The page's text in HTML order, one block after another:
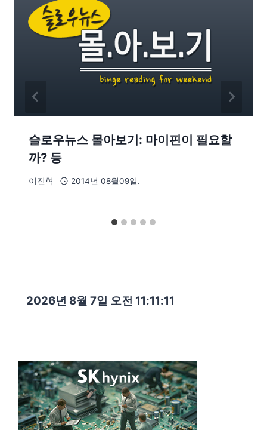
슬로우뉴스 몰아보기: 마이핀이 필요할
까? 등
이진혁 2014년 08월09일.
2026년 8월 7일 오전 11:11:12